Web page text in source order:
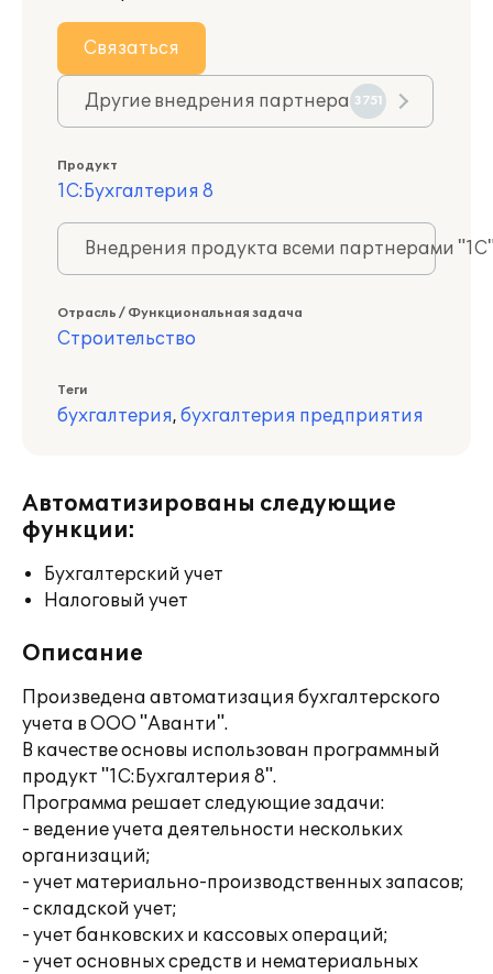
Связаться
Другие внедрения партнера 3751
Продукт
1С:Бухгалтерия 8
Внедрения продукта всеми партнерами
Отрасль / Функциональная задача
Строительство
Теги
бухгалтерия, бухгалтерия предприятия
Автоматизированы следующие
функции:
Бухгалтерский учет
Налоговый учет
Описание
Произведена автоматизация бухгалтерского
учета в ООО "Аванти".
В качестве основы использован программный
продукт "1С:Бухгалтерия 8".
Программа решает следующие задачи:
- ведение учета деятельности нескольких
организаций;
- учет материально-производственных запасов;
- складской учет;
- учет банковских и кассовых операций;
- учет основных средств и нематериальных